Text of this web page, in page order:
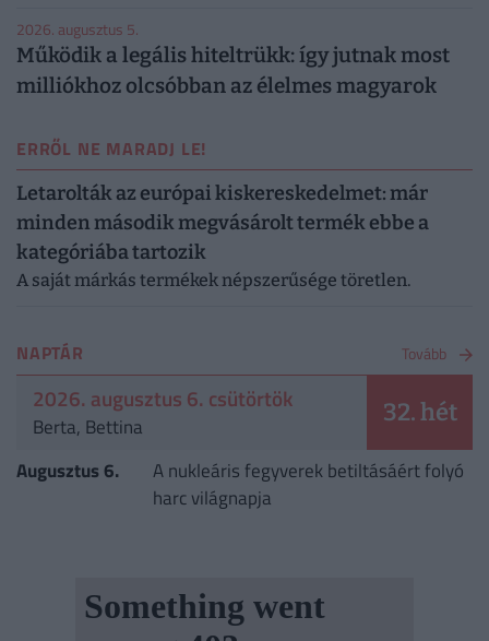
2026. augusztus 5.
Működik a legális hiteltrükk: így jutnak most
milliókhoz olcsóbban az élelmes magyarok
ERRŐL NE MARADJ LE!
Letarolták az európai kiskereskedelmet: már
minden második megvásárolt termék ebbe a
kategóriába tartozik
A saját márkás termékek népszerűsége töretlen.
NAPTÁR Tovább
2026. augusztus 6. csütörtök
Berta, Bettina 32. hét
Augusztus 6.
A nukleáris fegyverek betiltásáért folyó
harc világnapja